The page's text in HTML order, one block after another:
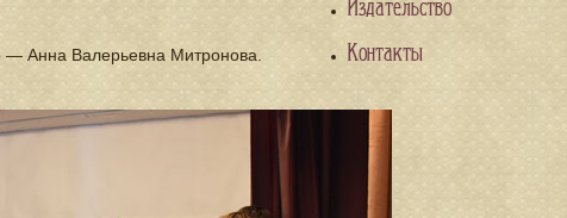
— Анна Валерьевна Митронова.
Издательство
Контакты